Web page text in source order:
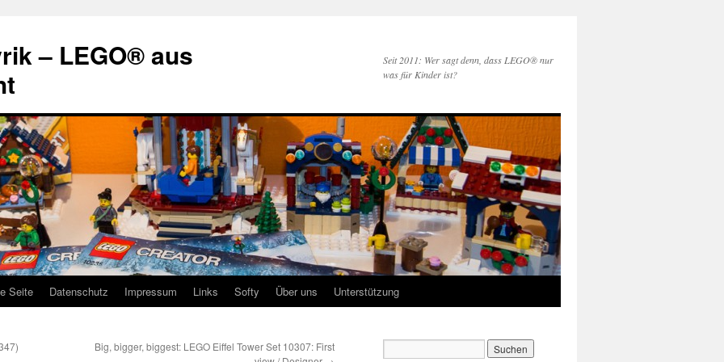
– LEGO® aus
Seit 2011: Wer sagt denn, dass LEGO® nur
was für Kinder ist?
Seite Datenschutz Impressum Links Softy Über uns Unterstützung
Big, bigger, biggest: LEGO Eiffel Tower Set 10307: First